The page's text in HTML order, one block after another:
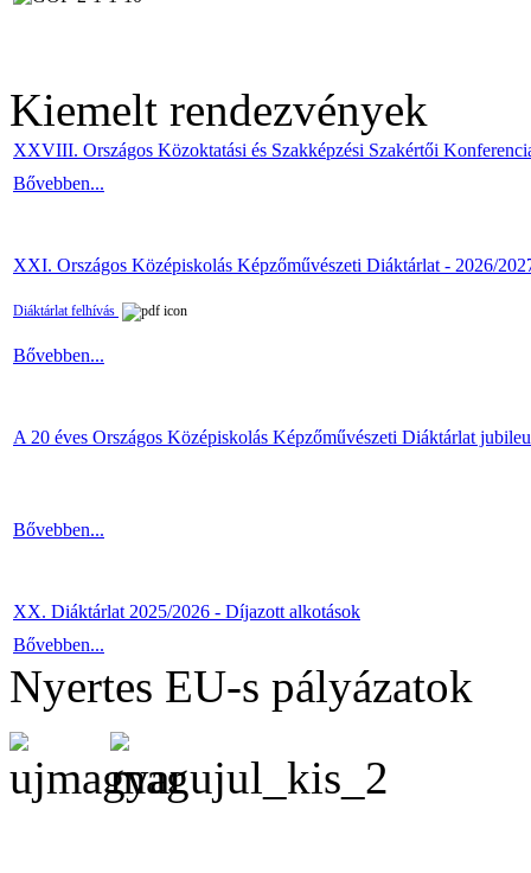
Kiemelt rendezvények
XXVIII. Országos Közoktatási és Szakképzési Szakértői
Bővebben...
XXI. Országos Középiskolás Képzőművészeti Diáktárlat - 2026/
Diáktárlat felhívás
Bővebben...
A 20 éves Országos Középiskolás Képzőművészeti Diáktárlat
Bővebben...
XX. Diáktárlat 2025/2026 - Díjazott alkotások
Bővebben...
Nyertes EU-s pályázatok